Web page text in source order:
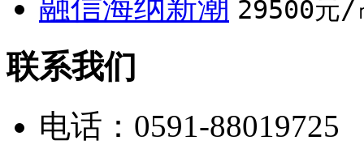
融信海纳新潮 29500元/
联系我们
电话：0591-88019725